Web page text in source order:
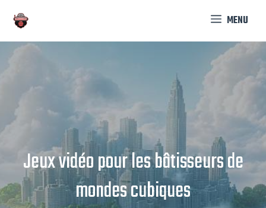
contenu
MENU
Jeux vidéo pour les bâtisseurs de
mondes cubiques